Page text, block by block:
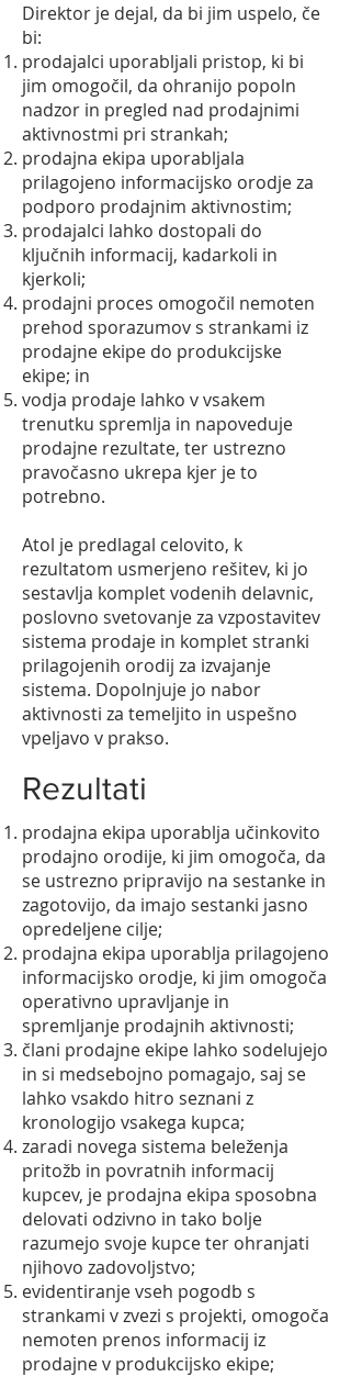
Direktor je dejal, da bi jim uspelo, če
bi:
prodajalci uporabljali pristop, ki bi
jim omogočil, da ohranijo popoln
nadzor in pregled nad prodajnimi
aktivnostmi pri strankah;
prodajna ekipa uporabljala
prilagojeno informacijsko orodje za
podporo prodajnim aktivnostim;
prodajalci lahko dostopali do
ključnih informacij, kadarkoli in
kjerkoli;
prodajni proces omogočil nemoten
prehod sporazumov s strankami iz
prodajne ekipe do produkcijske
ekipe; in
vodja prodaje lahko v vsakem
trenutku spremlja in napoveduje
prodajne rezultate, ter ustrezno
pravočasno ukrepa kjer je to
potrebno.
Atol je predlagal celovito, k
rezultatom usmerjeno rešitev, ki jo
sestavlja komplet vodenih delavnic,
poslovno svetovanje za vzpostavitev
sistema prodaje in komplet stranki
prilagojenih orodij za izvajanje
sistema. Dopolnjuje jo nabor
aktivnosti za temeljito in uspešno
vpeljavo v prakso.
Rezultati
prodajna ekipa uporablja učinkovito
prodajno orodije, ki jim omogoča, da
se ustrezno pripravijo na sestanke in
zagotovijo, da imajo sestanki jasno
opredeljene cilje;
prodajna ekipa uporablja prilagojeno
informacijsko orodje, ki jim omogoča
operativno upravljanje in
spremljanje prodajnih aktivnosti;
člani prodajne ekipe lahko sodelujejo
in si medsebojno pomagajo, saj se
lahko vsakdo hitro seznani z
kronologijo vsakega kupca;
zaradi novega sistema beleženja
pritožb in povratnih informacij
kupcev, je prodajna ekipa sposobna
delovati odzivno in tako bolje
razumejo svoje kupce ter ohranjati
njihovo zadovoljstvo;
evidentiranje vseh pogodb s
strankami v zvezi s projekti, omogoča
nemoten prenos informacij iz
prodajne v produkcijsko ekipe;